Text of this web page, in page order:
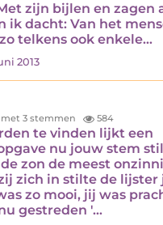
zijn bijlen en zagen
ik dacht: Van het
telkens ook enkele…
2013
met 3 stemmen 584
te vinden lijkt een
nu jouw stem
zon de meest
zich in stilte de lijster
zo mooi, jij was
gestreden '…